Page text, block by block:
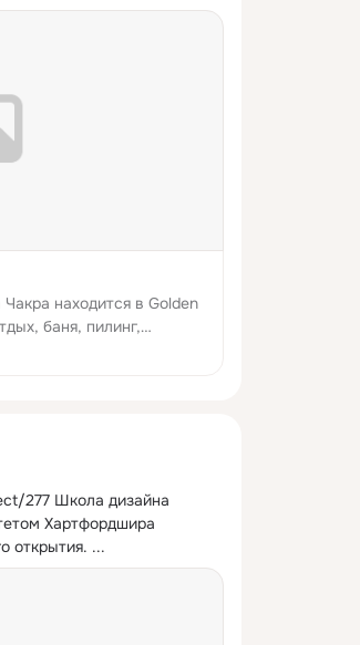
находится в Golden
баня, пилинг,
контакты
277 Школа дизайна
Хартфордшира
открытия. ...